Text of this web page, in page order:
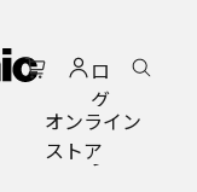
ロ
グ
イ
ン
オンライン
ストア